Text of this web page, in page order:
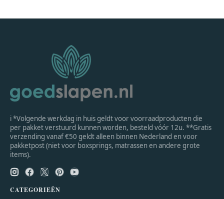
ℹ *Volgende werkdag in huis geldt voor voorraadproducten die
per pakket verstuurd kunnen worden, besteld vóór 12u. **Gratis
verzending vanaf €50 geldt alleen binnen Nederland en voor
pakketpost (niet voor boxsprings, matrassen en andere grote
items).
CATEGORIEËN